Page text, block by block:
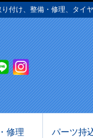
付け、整備・修理、タイ
修理 パーツ持